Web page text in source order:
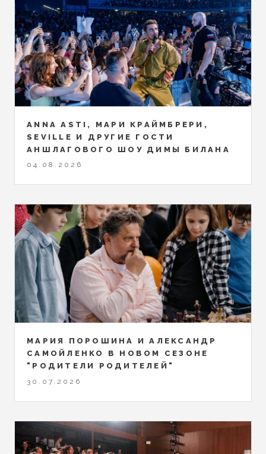
ANNA ASTI, МАРИ КРАЙМБРЕРИ,
SEVILLE И ДРУГИЕ ГОСТИ
АНШЛАГОВОГО ШОУ ДИМЫ БИЛАНА
04.08.2026
МАРИЯ ПОРОШИНА И АЛЕКСАНДР
САМОЙЛЕНКО В НОВОМ СЕЗОНЕ
"РОДИТЕЛИ РОДИТЕЛЕЙ"
30.07.2026